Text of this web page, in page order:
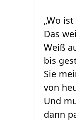
„Wo
Das
Weiß
bis
Sie
von
Und
dann